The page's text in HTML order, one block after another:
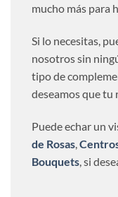
mucho más para
Si lo necesitas,
nosotros sin
tipo de
deseamos que tu
Puede echar un
de Rosas
Bouquets , si